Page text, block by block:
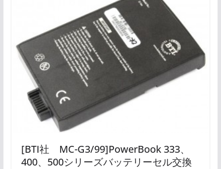
[BTI社 MC-G3/99]PowerBook 333、
400、500シリーズバッテリーセル交換